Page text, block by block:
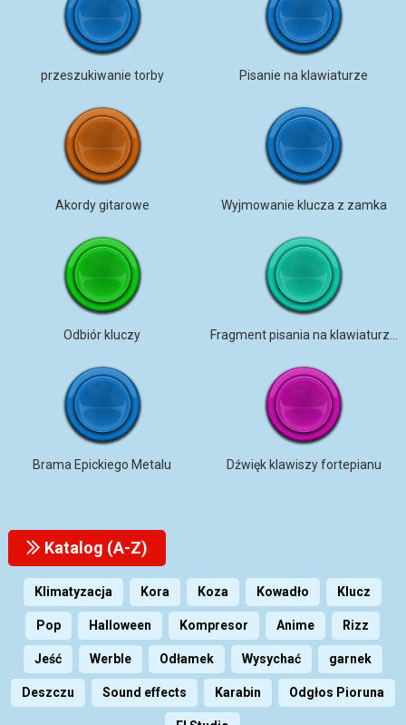
przeszukiwanie torby Pisanie na klawiaturze
Akordy gitarowe Wyjmowanie klucza z zamka
Odbiór kluczy
Brama Epickiego Metalu Dźwięk klawiszy fortepianu
Katalog (A-Z)
Klimatyzacja Kora Koza Kowadło Klucz
Pop Halloween Kompresor Anime Rizz
Jeść Werble Odłamek Wysychać garnek
Deszczu Sound effects Karabin Odgłos Pioruna